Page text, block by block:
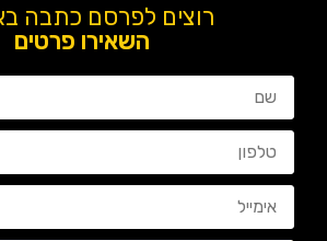
רוצים לפרסם כתבה
השאירו פרטים